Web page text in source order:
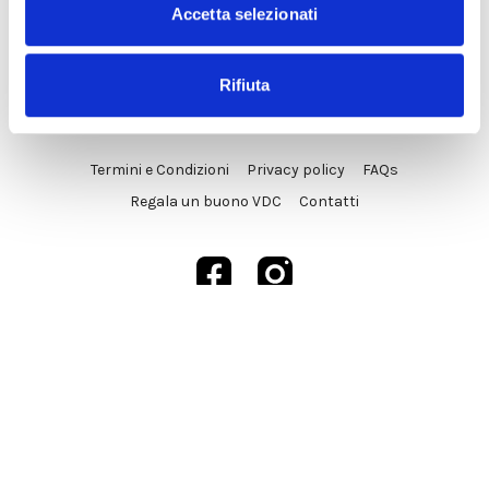
Accetta selezionati
Rifiuta
Termini e Condizioni Privacy policy
FAQs
Regala un buono VDC
Contatti